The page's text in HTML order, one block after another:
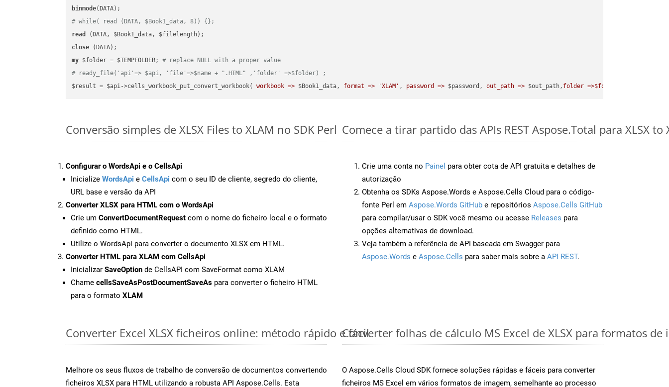
binmode
# while( read (DATA, $Book1_data, 8)) {};
read
close
my $folder = $TEMPFOLDER; # replace NULL with a proper value
# ready_file('api'=> $api, 'file'=>$name + ".HTML" ,'folder' =>$folder) ;
$result = $api->cells_workbook_put_convert_workbook( workbook => $Book1_data, format => 'XLAM' , password => $password, out_path => $out_path, folder =>$folder
Conversão simples de XLSX Files to XLAM no SDK Perl
Configurar o WordsApi e o CellsApi
Inicialize WordsApi e CellsApi com o seu ID de cliente, segredo do cliente,
URL base e versão da API
Converter XLSX para HTML com o WordsApi
Crie um ConvertDocumentRequest com o nome do ficheiro local e o formato
definido como HTML.
Utilize o WordsApi para converter o documento XLSX em HTML.
Converter HTML para XLAM com CellsApi
Inicializar SaveOption de CellsAPI com SaveFormat como XLAM
Chame cellsSaveAsPostDocumentSaveAs para converter o ficheiro HTML
para o formato XLAM
Comece a tirar partido das APIs REST Aspose.Total para XLSX to
Crie uma conta no Painel para obter cota de API gratuita e detalhes de
autorização
Obtenha os SDKs Aspose.Words e Aspose.Cells Cloud para o código-
fonte Perl em Aspose.Words GitHub e repositórios Aspose.Cells GitHub
para compilar/usar o SDK você mesmo ou acesse Releases para
opções alternativas de download.
Veja também a referência de API baseada em Swagger para
Aspose.Words e Aspose.Cells para saber mais sobre a API REST.
Converter Excel XLSX ficheiros online: método rápido e fácil
Melhore os seus fluxos de trabalho de conversão de documentos convertendo
ficheiros XLSX para HTML utilizando a robusta API Aspose.Cells. Esta
Converter folhas de cálculo MS Excel de XLSX para formatos de
O Aspose.Cells Cloud SDK fornece soluções rápidas e fáceis para converter
ficheiros MS Excel em vários formatos de imagem, semelhante ao processo